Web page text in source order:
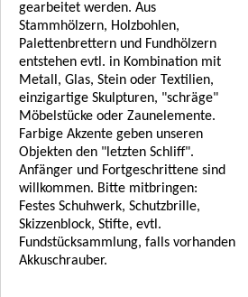
gearbeitet werden. Aus
Stammhölzern, Holzbohlen,
Palettenbrettern und Fundhölzern
entstehen evtl. in Kombination mit
Metall, Glas, Stein oder Textilien,
einzigartige Skulpturen, "schräge"
Möbelstücke oder Zaunelemente.
Farbige Akzente geben unseren
Objekten den "letzten Schliff".
Anfänger und Fortgeschrittene sind
willkommen. Bitte mitbringen:
Festes Schuhwerk, Schutzbrille,
Skizzenblock, Stifte, evtl.
Fundstücksammlung, falls vorhanden
Akkuschrauber.